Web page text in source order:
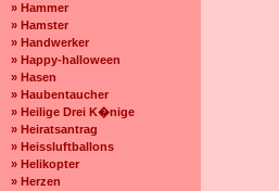
» Hammer
» Hamster
» Handwerker
» Happy-halloween
» Hasen
» Haubentaucher
» Heilige Drei K�nige
» Heiratsantrag
» Heissluftballons
» Helikopter
» Herzen